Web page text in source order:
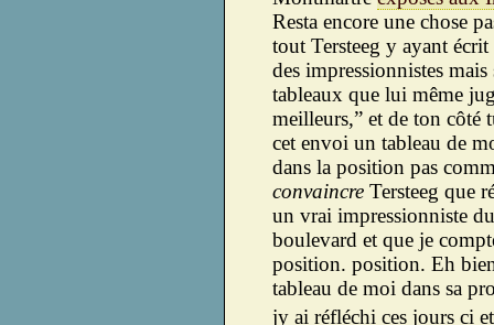
Resta encore une chose
tout Tersteeg y ayant
des impressionnistes mais
tableaux que lui même
meilleurs,” et de ton côté
cet envoi un tableau de
dans la position pas
convaincre Tersteeg que
un vrai impressionniste
boulevard et que je
position. position. Eh
tableau de moi dans sa
jy ai réfléchi ces jours ci